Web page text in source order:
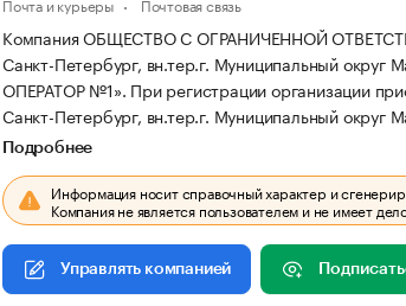
Компания ОБЩЕСТВО С ОГРАНИЧЕННОЙ
Санкт-Петербург, вн.тер.г. Муниципальный округ
ОПЕРАТОР №1». При регистрации организации
Санкт-Петербург, вн.тер.г. Муниципальный округ
Подробнее
Информация носит справочный характер и
Компания не является пользователем и не имеет
Управлять компанией